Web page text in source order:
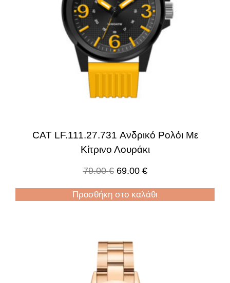
CAT LF.111.27.731 Ανδρικό Ρολόι Με
Κίτρινο Λουράκι
79.00€ 69.00 €
Προσθήκη στο καλάθι